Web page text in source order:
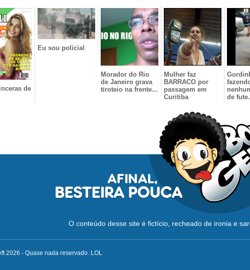
de
Eu sou policial
Morador do Rio
de Janeiro grava
tiroteio na frente...
Mulher faz
BARRACO por
passagem em
Curitiba
de
O conteúdo desse site é fictício, recheado de ironia e
2026 - Quase nada reservado. LOL